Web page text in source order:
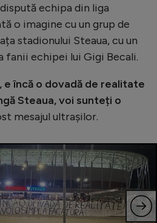
echipa din liga
o imagine cu un grup de
stadionului Steaua, cu un
fanii echipei lui Gigi Becali.
e încă o dovadă de realitate
Steaua, voi sunteți o
mesajul ultrașilor.